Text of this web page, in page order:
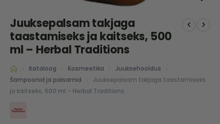
to
the
beginning
of
the
images
gallery
Juuksepalsam takjaga
taastamiseks ja kaitseks, 500
ml – Herbal Traditions
Kataloog Kosmeetika
Juuksehooldus
Šampoonid ja palsamid
Juuksepalsam takjaga taastamiseks
ja kaitseks, 500 ml – Herbal Traditions